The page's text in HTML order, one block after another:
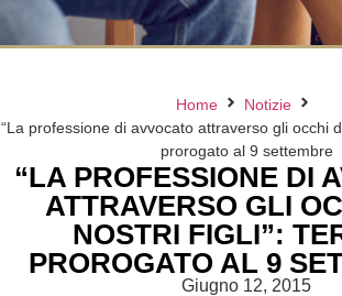
Home
Notizie
“La professione di avvocato attraverso gli occhi
prorogato al 9 settembre
“LA PROFESSIONE DI
ATTRAVERSO GLI
NOSTRI FIGLI”:
PROROGATO AL 9
Giugno 12, 2015